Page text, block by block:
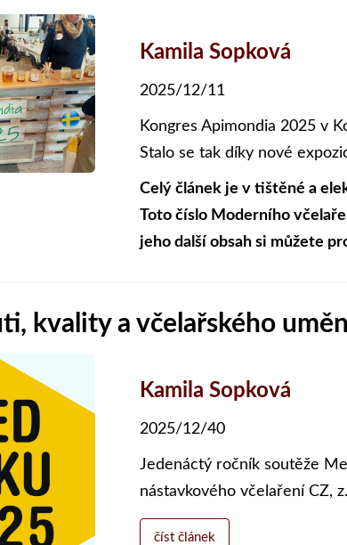
Kamila Sopková
2025/12/11
Kongres Apimondia 2025 v
Stalo se tak díky nové
Celý článek je v tištěné a
Toto číslo Moderního
jeho další obsah si můžete
kvality a včelařského
Kamila Sopková
2025/12/40
Jedenáctý ročník soutěže
nástavkového včelaření CZ,
číst článek